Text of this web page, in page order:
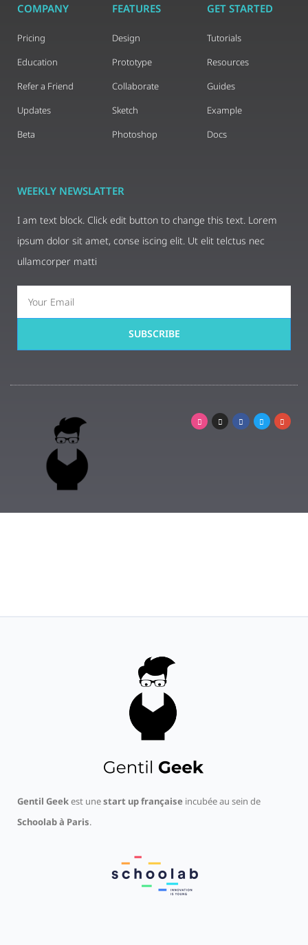
COMPANY
Pricing
Education
Refer a Friend
Updates
Beta
FEATURES
Design
Prototype
Collaborate
Sketch
Photoshop
GET STARTED
Tutorials
Resources
Guides
Example
Docs
WEEKLY NEWSLATTER
I am text block. Click edit button to change this text. Lorem
ipsum dolor sit amet, conse iscing elit. Ut elit telctus nec
ullamcorper matti
SUBSCRIBE
Gentil Geekest unestart up française incubée au sein de
Schoolab à Paris.